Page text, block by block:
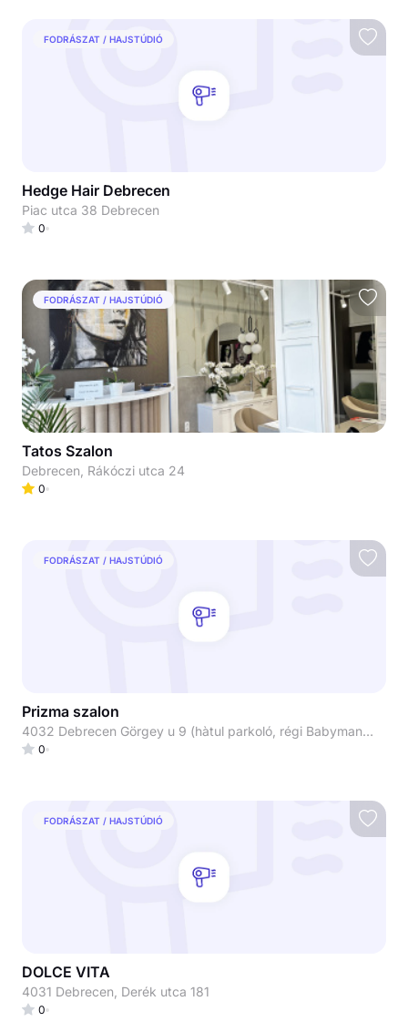
FODRÁSZAT / HAJSTÚDIÓ
Hedge Hair Debrecen
Piac utca 38 Debrecen
0
FODRÁSZAT / HAJSTÚDIÓ
Tatos Szalon
Debrecen, Rákóczi utca 24
0
FODRÁSZAT / HAJSTÚDIÓ
Prizma szalon
4032 Debrecen Görgey u 9 (hàtul parkoló, régi Babymandarin)
0
FODRÁSZAT / HAJSTÚDIÓ
DOLCE VITA
4031 Debrecen, Derék utca 181
0